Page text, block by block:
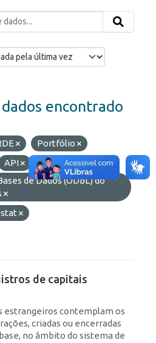
encontrado
Portfólio
API
Licenças:
de Dados (ODbL) do
de capitais
estrangeiros contemplam os
criadas ou encerradas
no âmbito do sistema de